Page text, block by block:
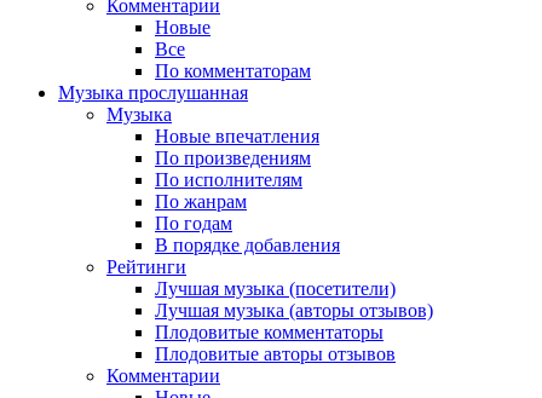
Комментарии
Новые
Все
По комментаторам
Музыка прослушанная
Музыка
Новые впечатления
По произведениям
По исполнителям
По жанрам
По годам
В порядке добавления
Рейтинги
Лучшая музыка (посетители)
Лучшая музыка (авторы отзывов)
Плодовитые комментаторы
Плодовитые авторы отзывов
Комментарии